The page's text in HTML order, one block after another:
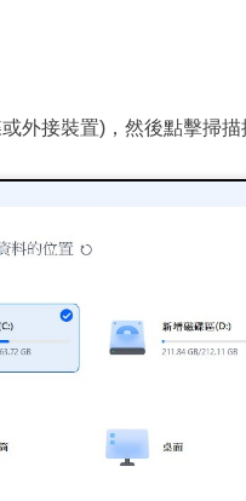
外接裝置)，然後點擊掃描